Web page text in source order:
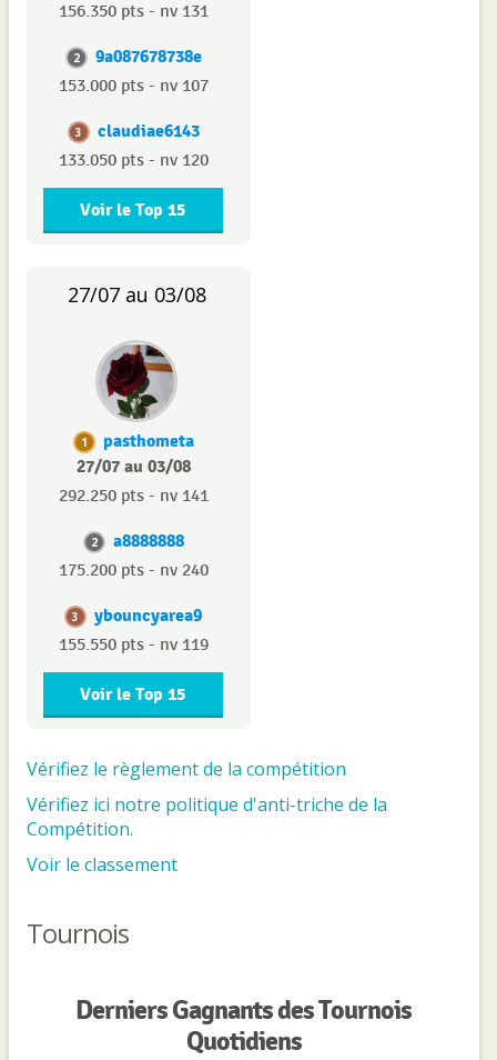
156.350 pts - nv 131
2 9a087678738e
153.000 pts - nv 107
3 claudiae6143
133.050 pts - nv 120
Voir le Top 15
27/07 au 03/08
1
pasthometa
27/07 au 03/08
292.250 pts - nv 141
2 a8888888
175.200 pts - nv 240
3 ybouncyarea9
155.550 pts - nv 119
Voir le Top 15
Vérifiez le règlement de la compétition
Vérifiez ici notre politique d'anti-triche de la
Compétition.
Voir le classement
Tournois
Derniers Gagnants des Tournois
Quotidiens